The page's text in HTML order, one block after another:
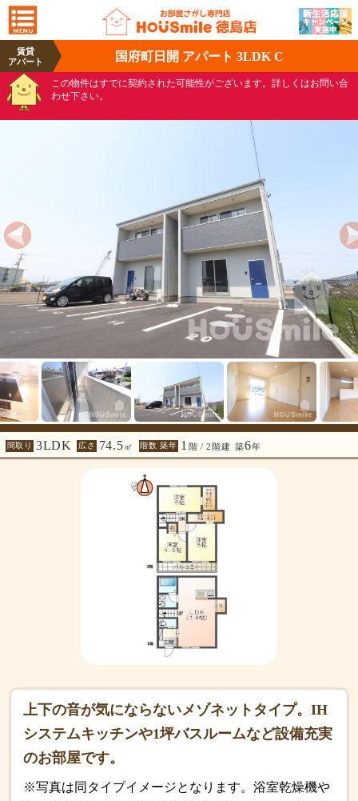
賃貸
アパート
国府町日開 アパート 3LDK C
この物件はすでに契約された可能性がございます。詳しくはお問い合
わせ下さい。
間取り 3LDK 広さ 74.5㎡ 階数 築年 1 階 / 2階建 築6年
上下の音が気にならないメゾネットタイプ。IH
システムキッチンや1坪バスルームなど設備充実
のお部屋です。
※写真は同タイプイメージとなります。浴室乾燥機や